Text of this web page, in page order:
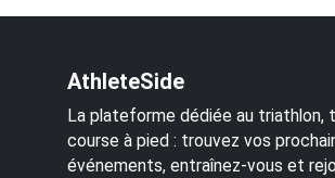
AthleteSide
La plateforme dédiée au triathlon,
course à pied : trouvez vos
événements, entraînez-vous et